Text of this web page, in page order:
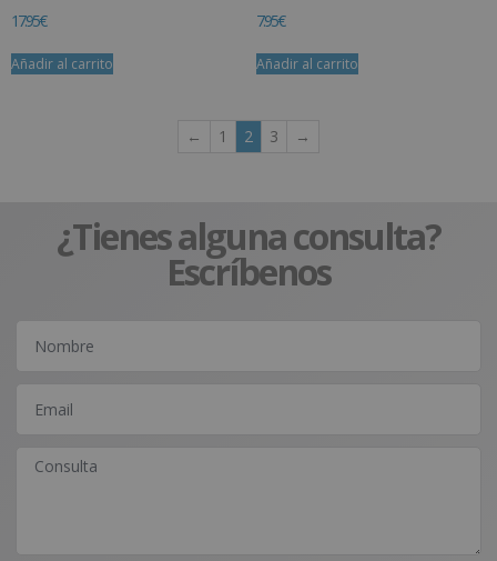
17.95€
Añadir al carrito
7.95€
Añadir al carrito
← 1 2 3 →
¿Tienes alguna consulta?
Escríbenos